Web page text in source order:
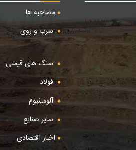
مصاحبه ها
سرب و روی
سنگ های قیمتی
فولاد
آلومینیوم
سایر صنایع
اخبار اقتصادی